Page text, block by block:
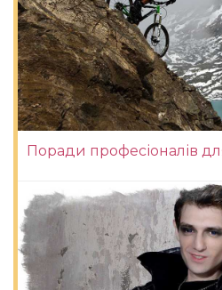
Поради професіоналів